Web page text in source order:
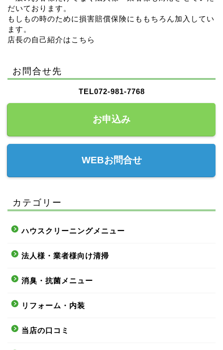
だいております。
もしもの時のために損害賠償保険にももちろん加入してい
ます。
店長の自己紹介はこちら
お問合せ先
TEL072-981-7768
お申込み
WEBお問合せ
カテゴリー
ハウスクリーニングメニュー
法人様・業者様向け清掃
消臭・抗菌メニュー
リフォーム・内装
当店の口コミ